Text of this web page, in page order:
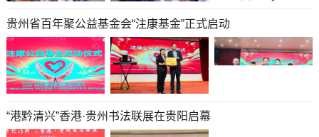
贵州省百年聚公益基金会“注康基金”正式启动
“港黔清兴”香港·贵州书法联展在贵阳启幕